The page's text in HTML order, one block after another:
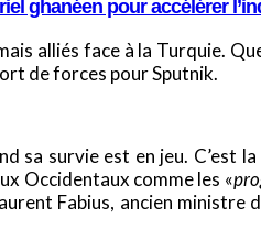
ghanéen pour accélérer
alliés face à la Turquie.
de forces pour Sputnik.
sa survie est en jeu. C’est
Occidentaux comme les «
Fabius, ancien